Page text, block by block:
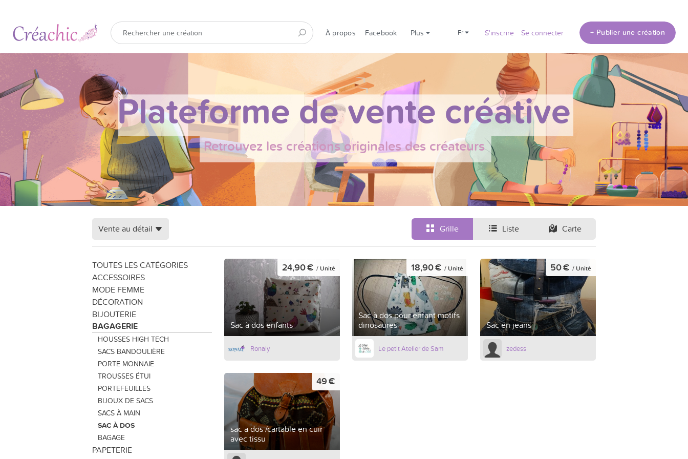
À propos Facebook Plus fr S'inscrire Se connecter + Publier une création
Plateforme de vente créative
Retrouvez les créations originales des créateurs
Grille Liste Carte
Vente au détail
TOUTES LES CATÉGORIES
ACCESSOIRES
MODE FEMME
DÉCORATION
BIJOUTERIE
BAGAGERIE
HOUSSES HIGH TECH
SACS BANDOULIÈRE
PORTE MONNAIE
TROUSSES ÉTUI
PORTEFEUILLES
BIJOUX DE SACS
SACS À MAIN
SAC À DOS
BAGAGE
PAPETERIE
Sac à dos enfants
24,90 € / Unité
Ronaly
Sac à dos pour enfant motifs
dinosaures
18,90 € / Unité
Le petit Atelier de Sam
Sac en jeans
50 € / Unité
zedess
sac a dos /cartable en cuir
avec tissu
49 €